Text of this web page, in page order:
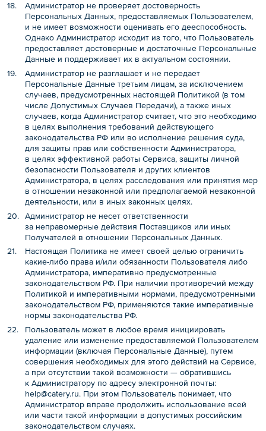
Администратор не проверяет достоверность
Персональных Данных, предоставляемых Пользователем,
и не имеет возможности оценивать его дееспособность.
Однако Администратор исходит из того, что Пользователь
предоставляет достоверные и достаточные Персональные
Данные и поддерживает их в актуальном состоянии.
Администратор не разглашает и не передает
Персональные Данные третьим лицам, за исключением
случаев, предусмотренных настоящей Политикой (в том
числе Допустимых Случаев Передачи), а также иных
случаев, когда Администратор считает, что это необходимо
в целях выполнения требований действующего
законодательства РФ или во исполнение решения суда,
для защиты прав или собственности Администратора,
в целях эффективной работы Сервиса, защиты личной
безопасности Пользователя и других клиентов
Администратора, в целях расследования или принятия мер
в отношении незаконной или предполагаемой незаконной
деятельности, или в иных законных целях.
Администратор не несет ответственности
за неправомерные действия Поставщиков или иных
Получателей в отношении Персональных Данных.
Настоящая Политика не имеет своей целью ограничить
какие-либо права и/или обязанности Пользователя либо
Администратора, императивно предусмотренные
законодательством РФ. При наличии противоречий между
Политикой и императивными нормами, предусмотренными
законодательством РФ, применяются такие императивные
нормы законодательства РФ.
Пользователь может в любое время инициировать
удаление или изменение предоставляемой Пользователем
информации (включая Персональные Данные), путем
совершения необходимых для этого действий на Сервисе,
а при отсутствии такой возможности — обратившись
к Администратору по адресу электронной почты:
help@catery.ru. При этом Пользователь понимает, что
Администратор вправе продолжить использование всей
или части такой информации в допустимых российским
законодательством случаях.